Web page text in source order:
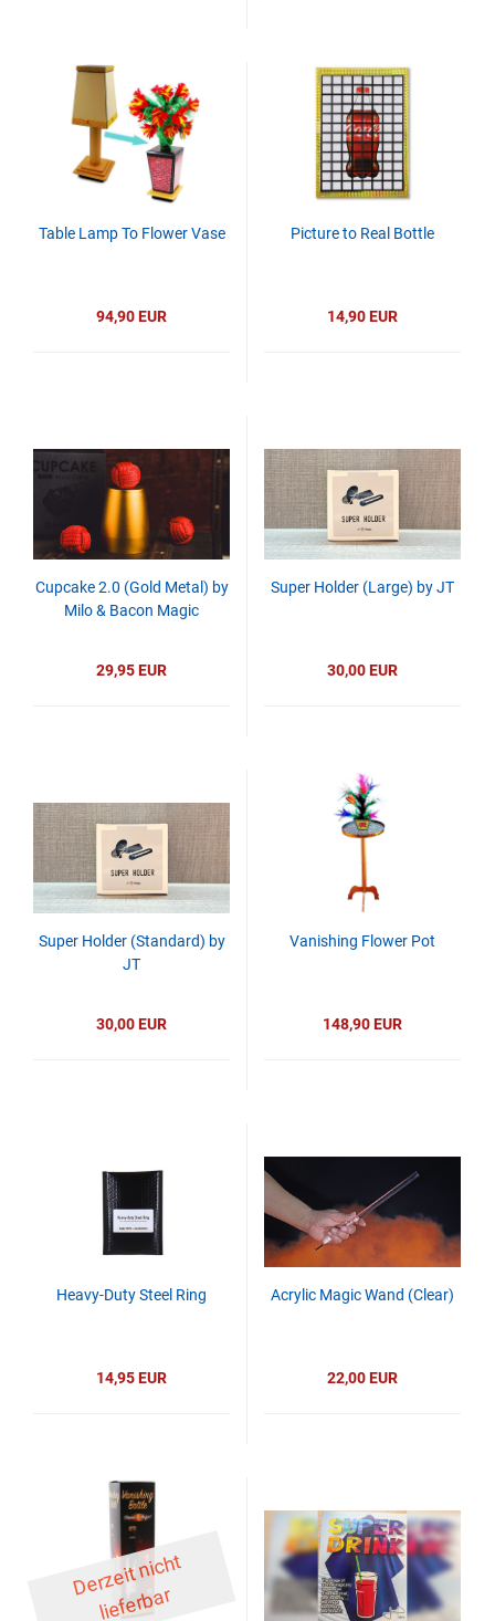
Table Lamp To Flower Vase
94,90 EUR
Picture to Real Bottle
14,90 EUR
Cupcake 2.0 (Gold Metal) by
Milo & Bacon Magic
29,95 EUR
Super Holder (Large) by JT
30,00 EUR
Super Holder (Standard) by
JT
30,00 EUR
Vanishing Flower Pot
148,90 EUR
Heavy-Duty Steel Ring
14,95 EUR
Acrylic Magic Wand (Clear)
22,00 EUR
D
er
z
eit
ni
c
ht
li
ef
er
b
ar